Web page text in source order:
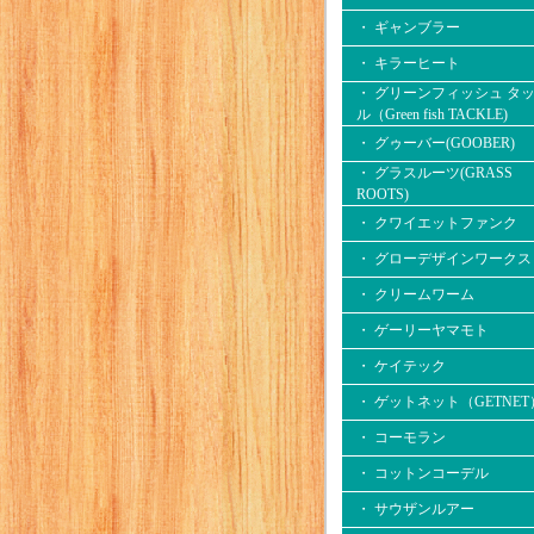
・ ギャンブラー
・ キラーヒート
・ グリーンフィッシュ タ
ル（Green fish TACKLE)
・ グゥーバー(GOOBER)
・ グラスルーツ(GRASS
ROOTS)
・ クワイエットファンク
・ グローデザインワークス
・ クリームワーム
・ ゲーリーヤマモト
・ ケイテック
・ ゲットネット（GETNET
・ コーモラン
・ コットンコーデル
・ サウザンルアー